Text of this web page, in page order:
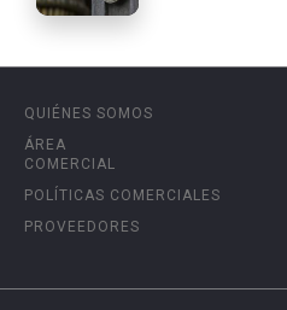
QUIÉNES SOMOS
ÁREA
COMERCIAL
POLÍTICAS COMERCIALES
PROVEEDORES